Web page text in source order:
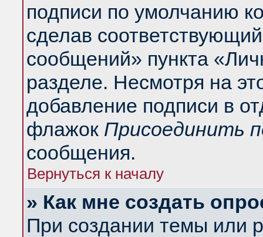
подписи по умолчанию
сделав
сообщений» пункта
разделе. Несмотря на
добавление подписи в
флажок Присоединить
сообщения.
Вернуться к началу
» Как мне создать
При создании темы или